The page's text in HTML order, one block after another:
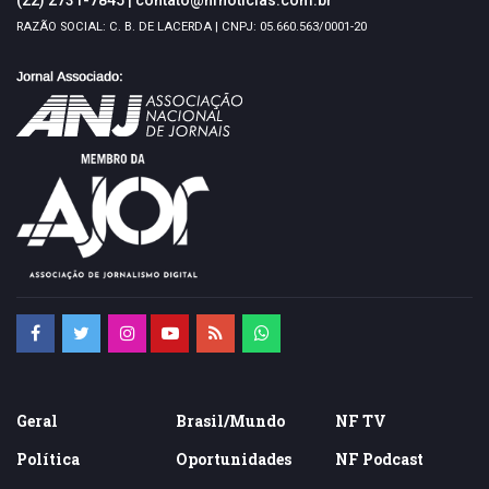
RAZÃO SOCIAL: C. B. DE LACERDA | CNPJ: 05.660.563/0001-20
Geral
Política
Brasil/Mundo
Oportunidades
NF TV
NF Podcast